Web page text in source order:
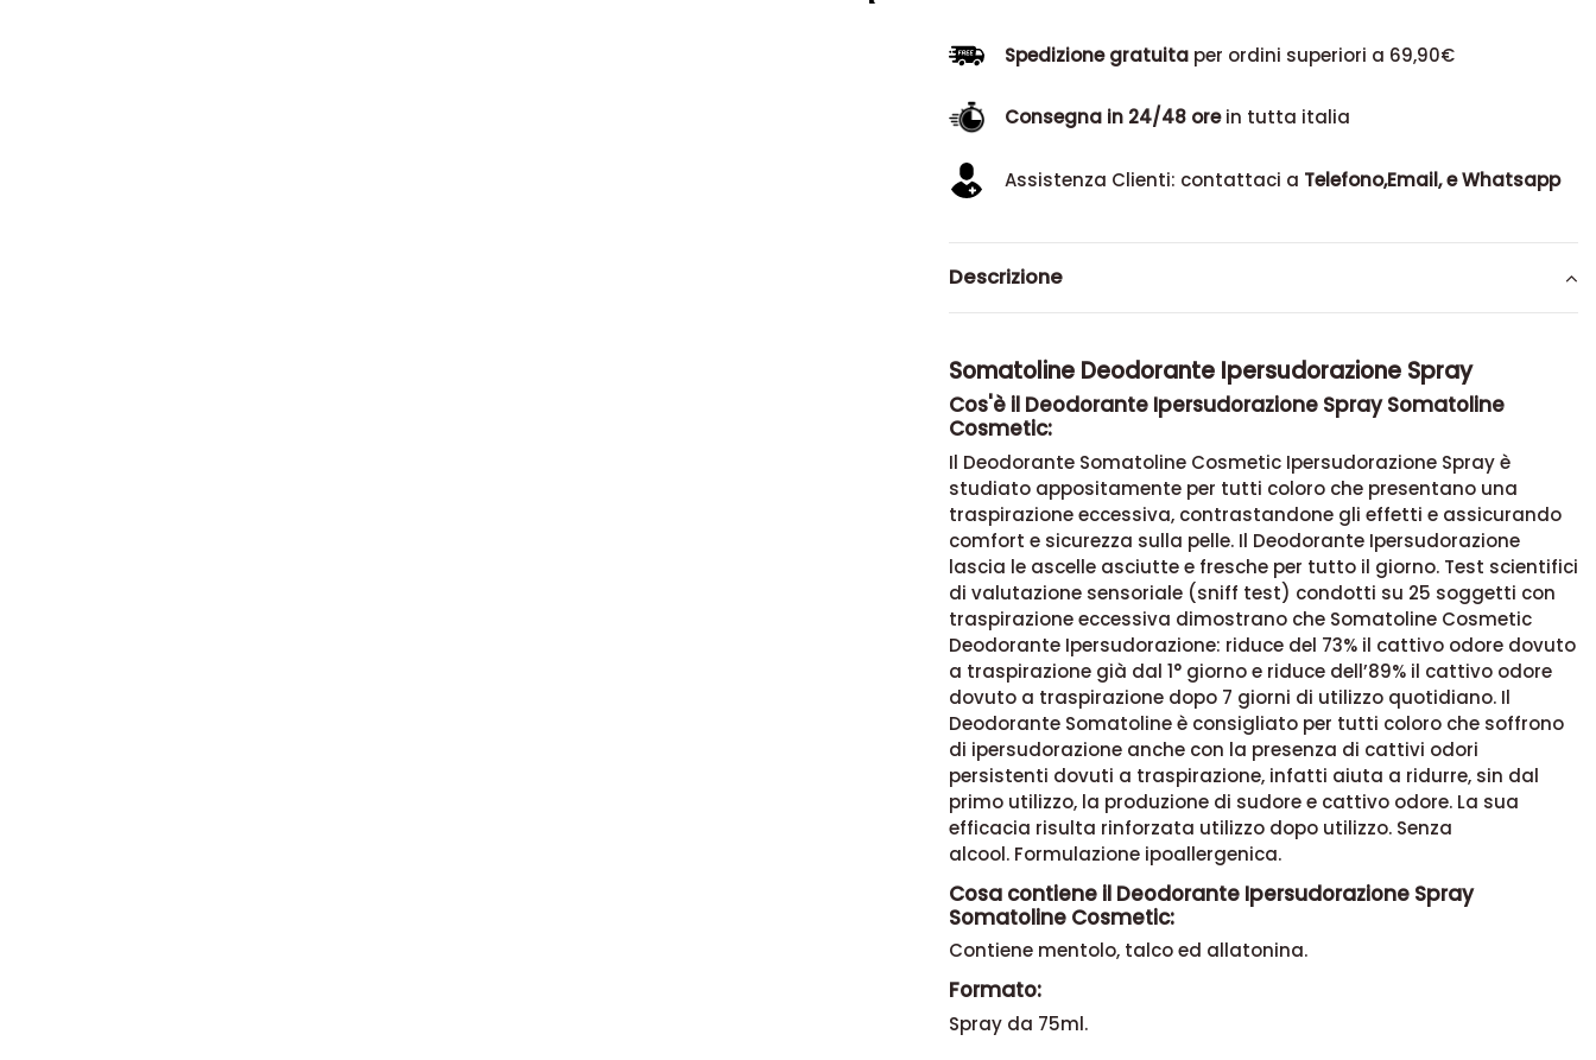
Spedizione gratuitaper ordini superiori a 69,90€
Consegna in 24/48 orein tutta italia
Assistenza Clienti: contattaci a Telefono,Email, e Whatsapp
Descrizione
Somatoline Deodorante Ipersudorazione Spray
Cos'è il Deodorante Ipersudorazione Spray Somatoline
Cosmetic:
Il Deodorante Somatoline Cosmetic Ipersudorazione Spray è
studiato appositamente per tutti coloro che presentano una
traspirazione eccessiva, contrastandone gli effetti e assicurando
comfort e sicurezza sulla pelle. Il Deodorante Ipersudorazione
lascia le ascelle asciutte e fresche per tutto il giorno. Test scientifici
di valutazione sensoriale (sniff test) condotti su 25 soggetti con
traspirazione eccessiva dimostrano che Somatoline Cosmetic
Deodorante Ipersudorazione: riduce del 73% il cattivo odore dovuto
a traspirazione già dal 1° giorno e riduce dell’89% il cattivo odore
dovuto a traspirazione dopo 7 giorni di utilizzo quotidiano. Il
Deodorante Somatoline è consigliato per tutti coloro che soffrono
di ipersudorazione anche con la presenza di cattivi odori
persistenti dovuti a traspirazione, infatti aiuta a ridurre, sin dal
primo utilizzo, la produzione di sudore e cattivo odore. La sua
efficacia risulta rinforzata utilizzo dopo utilizzo. Senza
alcool. Formulazione ipoallergenica.
Cosa contiene il Deodorante Ipersudorazione Spray
Somatoline Cosmetic:
Contiene mentolo, talco ed allatonina.
Formato:
Spray da 75ml.